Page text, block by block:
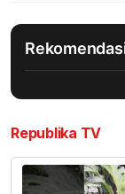
Republika TV